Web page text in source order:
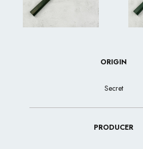
ORIGIN
Secret
PRODUCER